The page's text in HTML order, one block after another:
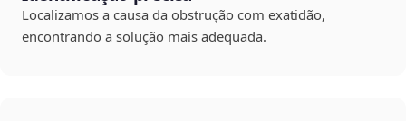
Localizamos a causa da obstrução com exatidão,
encontrando a solução mais adequada.